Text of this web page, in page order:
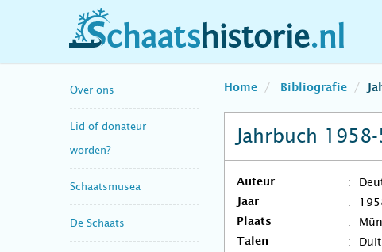
schaatshistorie.nl
Over ons
Lid of donateur
worden?
Schaatsmusea
De Schaats
Home Bibliografie
Jahrbuch
Auteur
Jaar
Plaats
Talen